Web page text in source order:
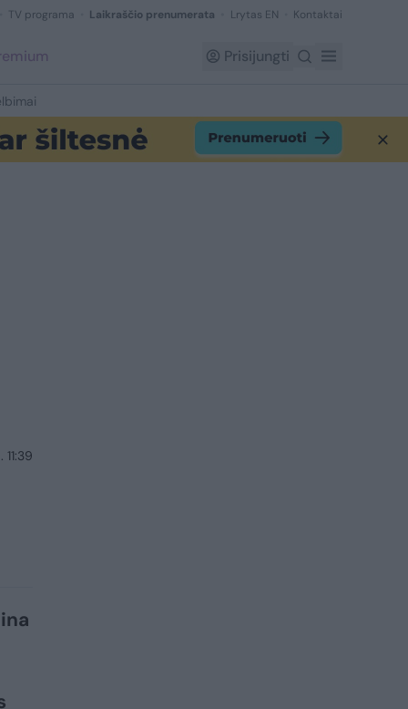
TV programa Laikraščio prenumerata Lrytas EN Kontaktai
Prisijungti